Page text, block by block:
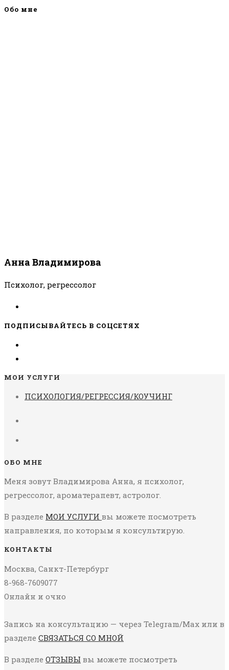
Обо мне
Анна Владимирова
Психолог, регрессолог
ПОДПИСЫВАЙТЕСЬ В СОЦСЕТЯХ
МОИ УСЛУГИ
ПСИХОЛОГИЯ/РЕГРЕССИЯ/КОУЧИНГ
ОБО МНЕ
Меня зовут Владимирова Анна, я психолог,
регрессолог, ароматерапевт, астролог.
В разделе МОИ УСЛУГИ вы можете посмотреть
направления, по которым я консультирую.
КОНТАКТЫ
Москва, Санкт-Петербург
8-968-7609077
Онлайн и очно
Запись на консультацию — через Telegram/Max или в
разделе СВЯЗАТЬСЯ СО МНОЙ
В разделе ОТЗЫВЫ вы можете посмотреть